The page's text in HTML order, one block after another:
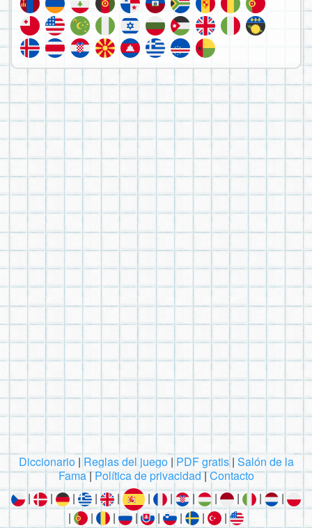
Diccionario| Reglas del juego| PDF gratis| Salón de la
Fama|Política de privacidad|Contacto
|
| | | | | | | | | |
|
|
| | | | | | |